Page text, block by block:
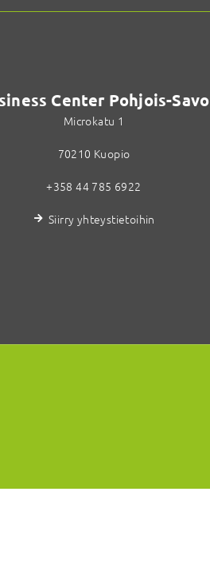
Center Pohjois-Savo
Microkatu 1
70210 Kuopio
+358 44 785 6922
Siirry yhteystietoihin